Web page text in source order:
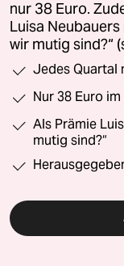
nur 38 Euro.
Luisa Neubauers
wir mutig sind?“
Jedes Quartal
Nur 38 Euro
Als Prämie
mutig sind?“